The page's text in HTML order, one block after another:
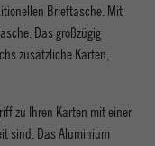
Brieftasche. Mit
Das großzügig
zusätzliche Karten,
zu Ihren Karten mit einer
sind. Das Aluminium